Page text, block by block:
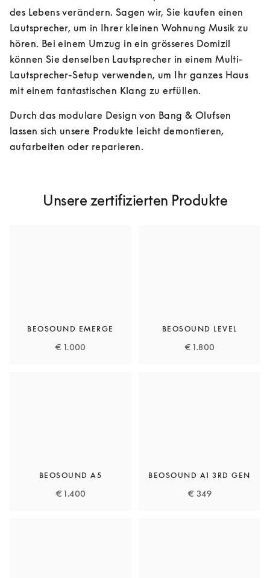
des Lebens verändern. Sagen wir, Sie kaufen einen
Lautsprecher, um in Ihrer kleinen Wohnung Musik zu
hören. Bei einem Umzug in ein grösseres Domizil
können Sie denselben Lautsprecher in einem Multi-
Lautsprecher-Setup verwenden, um Ihr ganzes Haus
mit einem fantastischen Klang zu erfüllen.
Durch das modulare Design von Bang & Olufsen
lassen sich unsere Produkte leicht demontieren,
aufarbeiten oder reparieren.
Unsere zertifizierten Produkte
BEOSOUND EMERGE
€ 1.000
BEOSOUND LEVEL
€ 1.800
BEOSOUND A5
€ 1.400
BEOSOUND A1 3RD GEN
€ 349